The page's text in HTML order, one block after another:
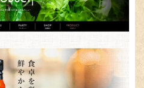
サイト更新
）
8194
土日・祝祭日を除く
市